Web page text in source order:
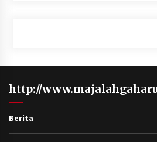
http://
Berita